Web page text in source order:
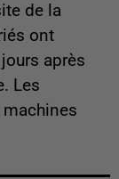
de la
ont
après
Les